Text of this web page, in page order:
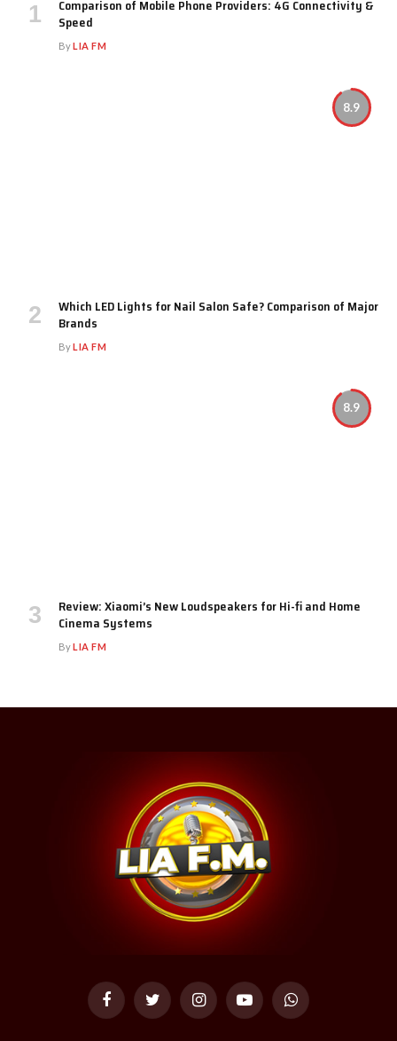
Comparison of Mobile Phone Providers: 4G Connectivity &
Speed
ByLIA FM
8.9
Which LED Lights for Nail Salon Safe? Comparison of Major
Brands
ByLIA FM
8.9
Review: Xiaomi’s New Loudspeakers for Hi-fi and Home
Cinema Systems
ByLIA FM
FacebookTwitter InstagramYouTubeWhatsApp